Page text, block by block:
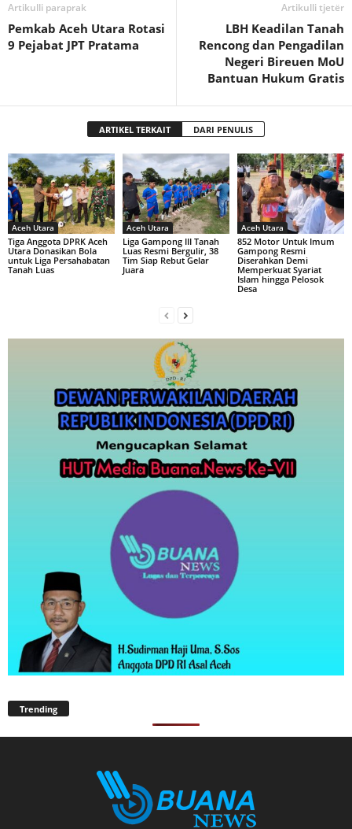
Artikulli paraprak
Pemkab Aceh Utara Rotasi
9 Pejabat JPT Pratama
Artikulli tjetër
LBH Keadilan Tanah
Rencong dan Pengadilan
Negeri Bireuen MoU
Bantuan Hukum Gratis
ARTIKEL TERKAIT DARI PENULIS
Aceh Utara
Tiga Anggota DPRK Aceh
Utara Donasikan Bola
untuk Liga Persahabatan
Tanah Luas
Aceh Utara
Liga Gampong III Tanah
Luas Resmi Bergulir, 38
Tim Siap Rebut Gelar
Juara
Aceh Utara
852 Motor Untuk Imum
Gampong Resmi
Diserahkan Demi
Memperkuat Syariat
Islam hingga Pelosok
Desa
Trending